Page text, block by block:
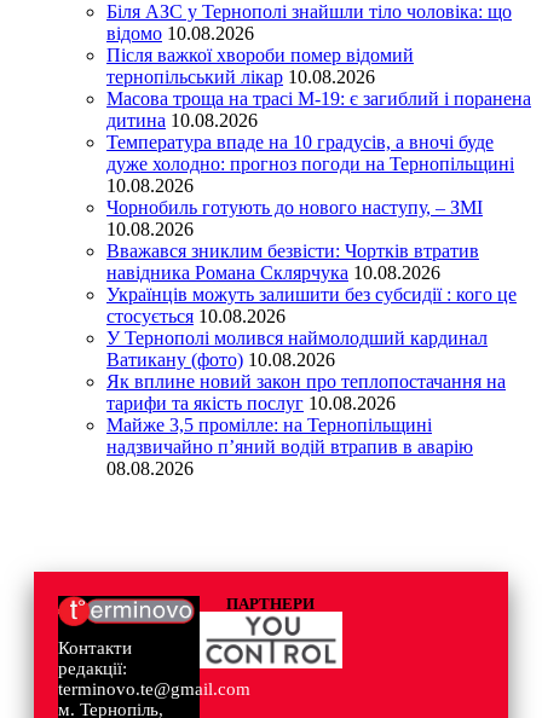
Біля АЗС у Тернополі знайшли тіло чоловіка: що
відомо 10.08.2026
Після важкої хвороби помер відомий
тернопільський лікар 10.08.2026
Масова троща на трасі М-19: є загиблий і поранена
дитина 10.08.2026
Температура впаде на 10 градусів, а вночі буде
дуже холодно: прогноз погоди на Тернопільщині
10.08.2026
Чорнобиль готують до нового наступу, – ЗМІ
10.08.2026
Вважався зниклим безвісти: Чортків втратив
навідника Романа Склярчука 10.08.2026
Українців можуть залишити без субсидії : кого це
стосується 10.08.2026
У Тернополі молився наймолодший кардинал
Ватикану (фото) 10.08.2026
Як вплине новий закон про теплопостачання на
тарифи та якість послуг 10.08.2026
Майже 3,5 промілле: на Тернопільщині
надзвичайно п’яний водій втрапив в аварію
08.08.2026
Контакти
редакції:
terminovo.te@gmail.com
м. Тернопіль,
ПАРТНЕРИ